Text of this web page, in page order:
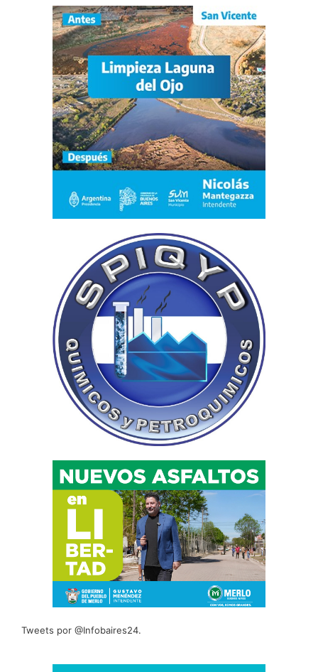
Tweets por @Infobaires24.